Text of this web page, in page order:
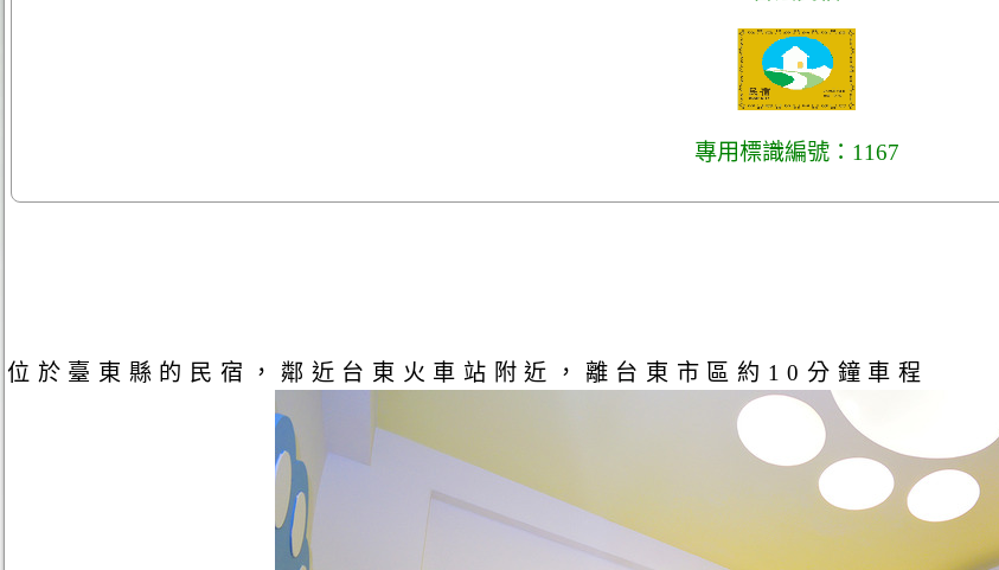
專用標識編號：1167
位於臺東縣的民宿，鄰近台東火車站附近，離台東市區約10分鐘車程